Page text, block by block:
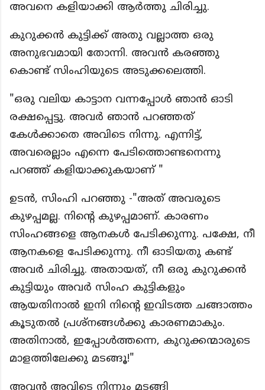
അവനെ കളിയാക്കി ആർത്തു ചിരിച്ചു.
കുറുക്കൻ കുട്ടിക്ക് അതു വല്ലാത്ത ഒരു
അനുഭവമായി തോന്നി. അവൻ കരഞ്ഞു
കൊണ്ട് സിംഹിയുടെ അടുക്കലെത്തി.
"ഒരു വലിയ കാട്ടാന വന്നപ്പോൾ ഞാൻ ഓടി
രക്ഷപ്പെട്ടു. അവർ ഞാൻ പറഞ്ഞത്
കേൾക്കാതെ അവിടെ നിന്നു. എന്നിട്ട്,
അവരെല്ലാം എന്നെ പേടിത്തൊണ്ടനെന്നു
പറഞ്ഞ് കളിയാക്കുകയാണ് "
ഉടൻ, സിംഹി പറഞ്ഞു -"അത് അവരുടെ
കുഴപ്പമല്ല. നിൻ്റെ കുഴപ്പമാണ്. കാരണം
സിംഹങ്ങളെ ആനകൾ പേടിക്കുന്നു. പക്ഷേ, നീ
ആനകളെ പേടിക്കുന്നു. നീ ഓടിയതു കണ്ട്
അവർ ചിരിച്ചു. അതായത്, നീ ഒരു കുറുക്കൻ
കുട്ടിയും അവർ സിംഹ കുട്ടികളും
ആയതിനാൽ ഇനി നിൻ്റെ ഇവിടത്ത ചങ്ങാത്തം
കൂടുതൽ പ്രശ്നങ്ങൾക്കു കാരണമാകും.
അതിനാൽ, ഇപ്പോൾത്തന്നെ, കുറുക്കന്മാരുടെ
മാളത്തിലേക്കു മടങ്ങൂ!"